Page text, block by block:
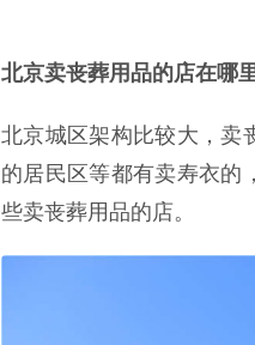
北京卖丧葬用品的店在哪
北京城区架构比较大，卖
的居民区等都有卖寿衣的
些卖丧葬用品的店。